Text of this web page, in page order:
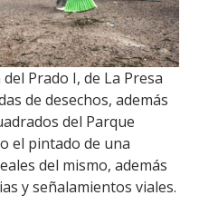
Prado I, de La Presa
de desechos, además
del Parque
el pintado de una
del mismo, además
y señalamientos viales.